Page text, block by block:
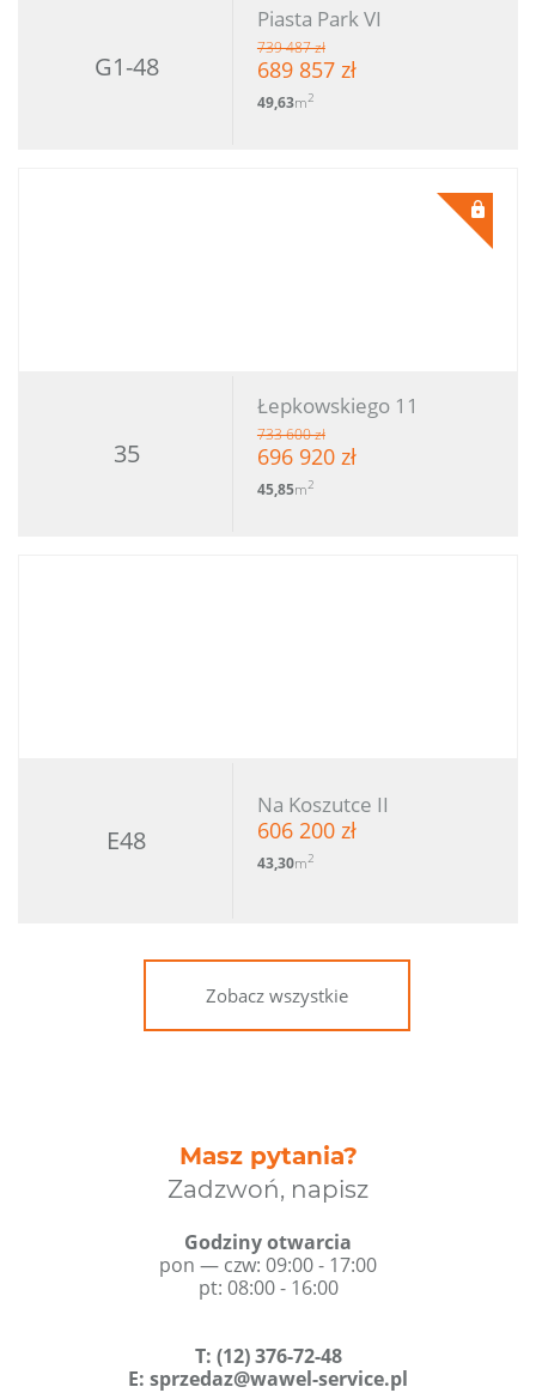
G1-48
Piasta Park VI
739 487 zł
689 857 zł
49,63m2
35
Łepkowskiego 11
733 600 zł
696 920 zł
45,85m2
E48
Na Koszutce II
606 200 zł
43,30m2
Zobacz wszystkie
Masz pytania?
Zadzwoń, napisz
Godziny otwarcia
pon — czw: 09:00 - 17:00
pt: 08:00 - 16:00
T: (12) 376-72-48
E: sprzedaz@wawel-service.pl